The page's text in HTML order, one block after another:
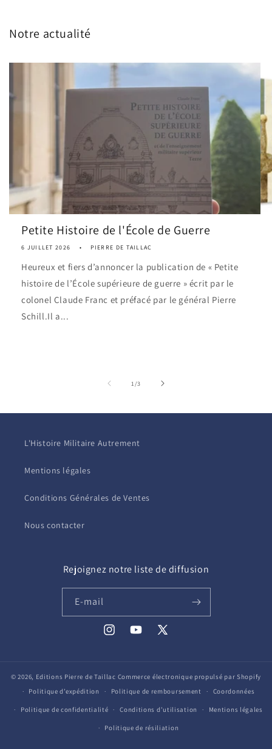
Notre actualité
Petite Histoire de l'École de Guerre
6 JUILLET 2026 PIERRE DE TAILLAC
Heureux et fiers d’annoncer la publication de « Petite
histoire de l’École supérieure de guerre » écrit par le
colonel Claude Franc et préfacé par le général Pierre
Schill.Il a...
1 /de
3
L'Histoire Militaire Autrement
Mentions légales
Conditions Générales de Ventes
Nous contacter
Rejoignez notre liste de diffusion
E-mail
InstagramYouTube
X
© 2026, Editions Pierre de Taillac Commerce électronique propulsé par Shopify
Politique d’expédition
Politique de remboursement Coordonnées
Politique de confidentialité Conditions d’utilisation Mentions légales
Politique de résiliation